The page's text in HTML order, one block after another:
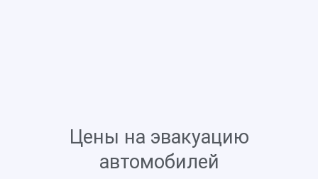
Цены на эвакуацию
автомобилей